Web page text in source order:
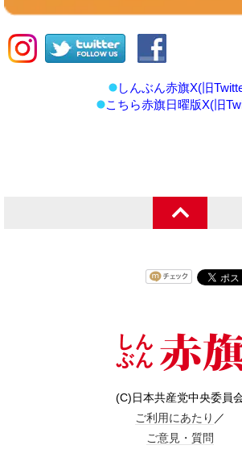
しんぶん赤旗X(旧
こちら赤旗日曜版X(旧
(C)日本共産党中央委員
ご利用にあたり ／
ご意見・質問